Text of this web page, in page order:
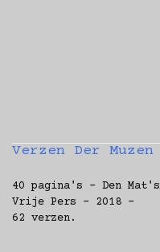
Verzen Der Muzen
40 pagina's - Den Mat's
Vrije Pers - 2018 -
62 verzen.